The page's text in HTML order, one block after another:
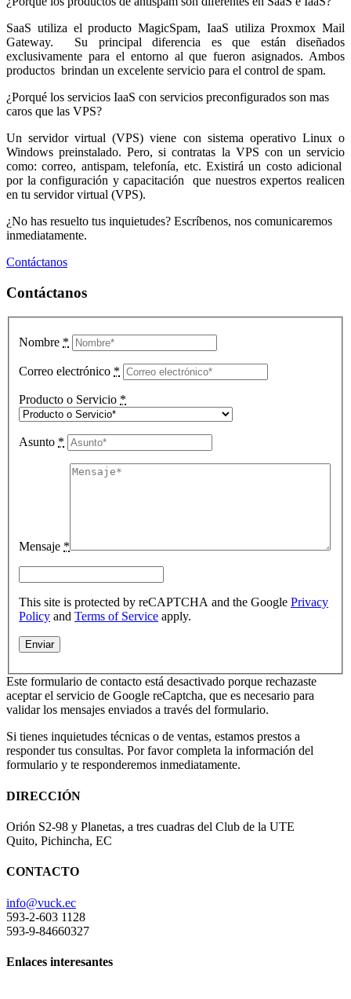
SaaS utiliza el producto MagicSpam, IaaS utiliza Proxmox Mail
Gateway. Su principal diferencia es que están diseñados
exclusivamente para el entorno al que fueron asignados. Ambos
productos brindan un excelente servicio para el control de spam.
¿Porqué los servicios IaaS con servicios preconfigurados son mas
caros que las VPS?
Un servidor virtual (VPS) viene con sistema operativo Linux o
Windows preinstalado. Pero, si contratas la VPS con un servicio
como: correo, antispam, telefonía, etc. Existirá un costo adicional
por la configuración y capacitación que nuestros expertos realicen
en tu servidor virtual (VPS).
¿No has resuelto tus inquietudes? Escríbenos, nos comunicaremos
inmediatamente.
Contáctanos
Contáctanos
Nombre *
Correo electrónico *
Producto o Servicio *
Asunto *
Mensaje *
This site is protected by reCAPTCHA and the Google Privacy
Policy and Terms of Service apply.
Este formulario de contacto está desactivado porque rechazaste
aceptar el servicio de Google reCaptcha, que es necesario para
validar los mensajes enviados a través del formulario.
Si tienes inquietudes técnicas o de ventas, estamos prestos a
responder tus consultas. Por favor completa la información del
formulario y te responderemos inmediatamente.
DIRECCIÓN
Orión S2-98 y Planetas, a tres cuadras del Club de la UTE
Quito, Pichincha, EC
CONTACTO
info@vuck.ec
593-2-603 1128
593-9-84660327
Enlaces interesantes